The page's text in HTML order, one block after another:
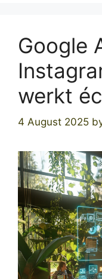
Google
werkt
4 August 2025